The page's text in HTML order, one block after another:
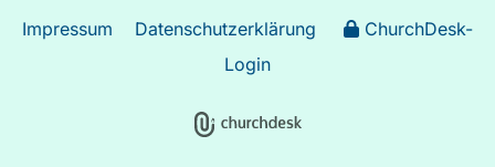
Impressum Datenschutzerklärung
ChurchDesk-
Login